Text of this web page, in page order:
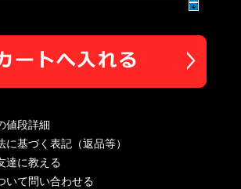
値段詳細
に基づく表記（返品等）
達に教える
いて問い合わせる